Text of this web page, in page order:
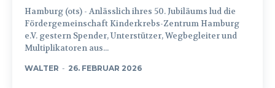
Hamburg (ots) - Anlässlich ihres 50. Jubiläums lud die
Fördergemeinschaft Kinderkrebs-Zentrum Hamburg
e.V. gestern Spender, Unterstützer, Wegbegleiter und
Multiplikatoren aus...
WALTER - 26. FEBRUAR 2026